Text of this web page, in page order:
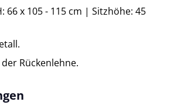
66 x 105 - 115 cm | Sitzhöhe: 45
Rückenlehne.